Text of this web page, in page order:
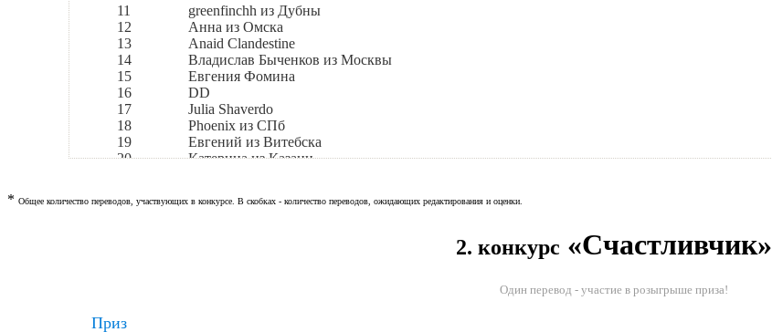
11
greenfinchh из Дубны
12
Анна из Омска
13
Anaid Clandestine
14
Владислав Быченков из Москвы
15
Евгения Фомина
16
DD
17
Julia Shaverdo
18
Phoenix из СПб
19
Евгений из Витебска
20
Катерина из Казани
23
Олег Жильцов
30
* Общее количество переводов, участвующих в конкурсе. В скобках - количество переводов, ожидающих редактирования и оценки.
2. конкурс «Счастливчик»
Один перевод - участие в розыгрыше приза!
Приз